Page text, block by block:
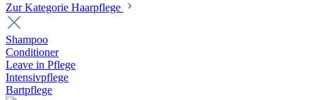
Zur Kategorie Haarpflege
Shampoo
Conditioner
Leave in Pflege
Intensivpflege
Bartpflege